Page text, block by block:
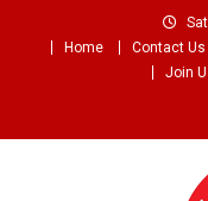
Home
Contact Us
Join